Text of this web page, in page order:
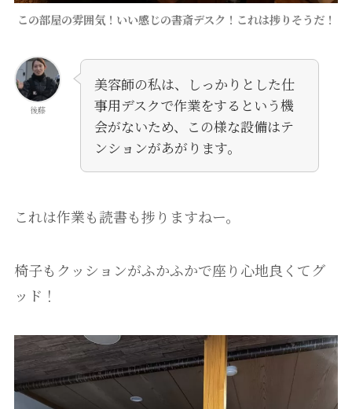
この部屋の雰囲気！いい感じの書斎デスク！これは捗りそうだ！
後藤
美容師の私は、しっかりとした仕
事用デスクで作業をするという機
会がないため、この様な設備はテ
ンションがあがります。
これは作業も読書も捗りますねー。
椅子もクッションがふかふかで座り心地良くてグ
ッド！